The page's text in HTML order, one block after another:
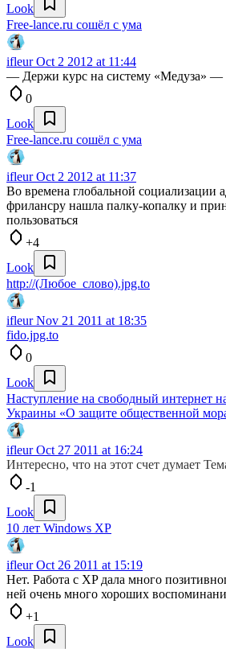
Look
Free-lance.ru сошёл с ума
ifleurOct 2 2012 at 11:44
— Держи курс на систему «Медуза» —
0
Look
Free-lance.ru сошёл с ума
ifleurOct 2 2012 at 11:37
Во времена глобальной социализации
фрилансру нашла палку-копалку и
пользоваться
+4
Look
http://(Любое_слово).jpg.to
ifleurNov 21 2011 at 18:35
fido.jpg.to
0
Look
Наступление на свободный интернет
Украины «О защите общественной
ifleurOct 27 2011 at 16:24
Интересно, что на этот счет думает
-1
Look
10 лет Windows XP
ifleurOct 26 2011 at 15:19
Нет. Работа с XP дала много
ней очень много хороших
+1
Look